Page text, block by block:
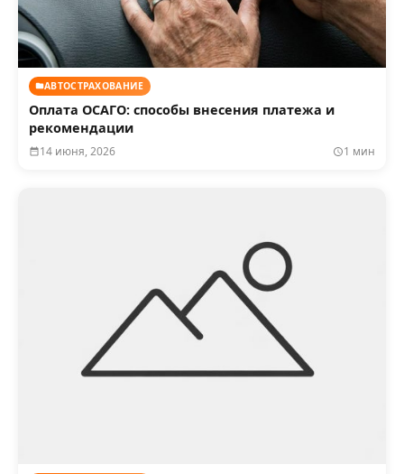
АВТОСТРАХОВАНИЕ
Оплата ОСАГО: способы внесения платежа и
рекомендации
14 июня, 2026 1 мин